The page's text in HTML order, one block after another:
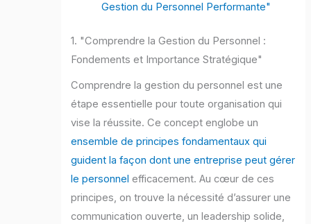
Gestion du Personnel Performante"
1. "Comprendre la Gestion du Personnel :
Fondements et Importance Stratégique"
Comprendre la gestion du personnel est une
étape essentielle pour toute organisation qui
vise la réussite. Ce concept englobe un
ensemble de principes fondamentaux qui
guident la façon dont une entreprise peut gérer
le personnel efficacement. Au cœur de ces
principes, on trouve la nécessité d’assurer une
communication ouverte, un leadership solide,